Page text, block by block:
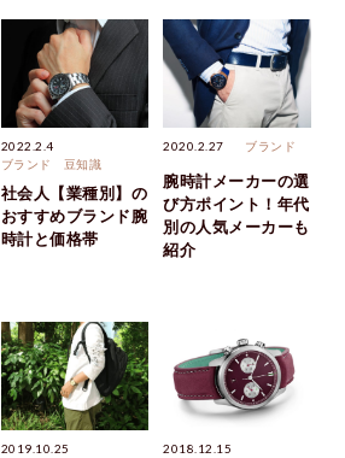
2022.2.4
ブランド
豆知識
社会人【業種別】の
おすすめブランド腕
時計と価格帯
2020.2.27 ブランド
腕時計メーカーの選
び方ポイント！年代
別の人気メーカーも
紹介
2019.10.25
2018.12.15